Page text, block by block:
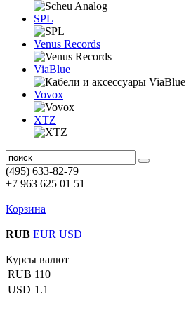
SPL
Venus Records
ViaBlue
Vovox
XTZ
(495) 633-82-79
+7 963 625 01 51
Корзина
RUB EUR USD
Курсы валют
RUB 110
USD 1.1